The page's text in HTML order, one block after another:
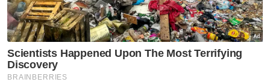
Muat turun aplikasi Sinar Harian.Klik di sini!
Harap bantu kajian selidik kami dan
dapatkan baucar tunai.
×
Berapakah jumlah pendapatan bulanan semua